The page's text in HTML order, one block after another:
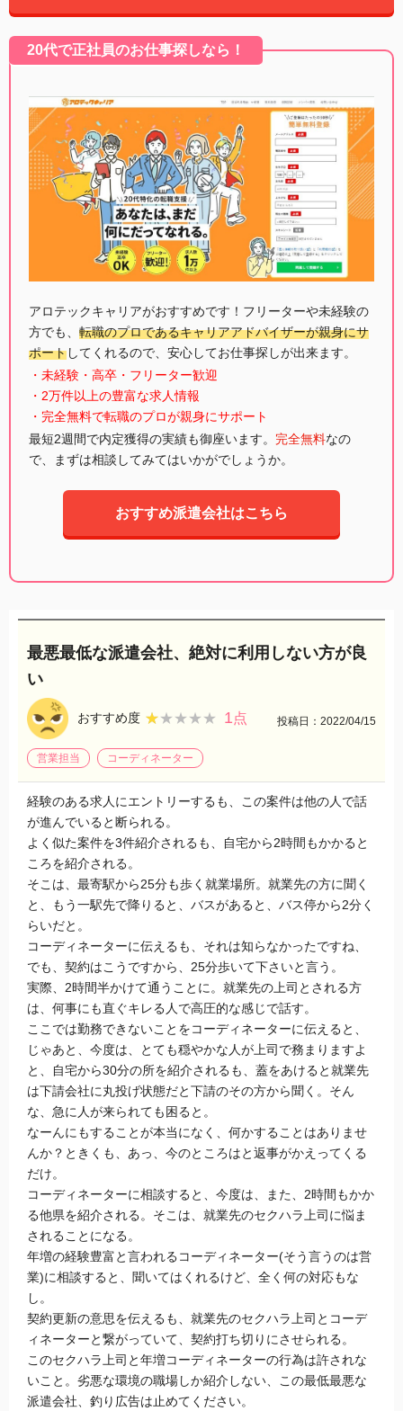
20代で正社員のお仕事探しなら！
アロテックキャリアがおすすめです！フリーターや未経験の
方でも、 転職のプロであるキャリアアドバイザーが親身にサ
ポートしてくれるので、安心してお仕事探しが出来ます。
・未経験・高卒・フリーター歓迎
・2万件以上の豊富な求人情報
・完全無料で転職のプロが親身にサポート
最短2週間で内定獲得の実績も御座います。 完全無料なの
で、まずは相談してみてはいかがでしょうか。
おすすめ派遣会社はこちら
最悪最低な派遣会社、絶対に利用しない方が良
い
おすすめ度 ★★★★★
★★★★★ 1点 投稿日：2022/04/15
営業担当 コーディネーター
経験のある求人にエントリーするも、この案件は他の人で話
が進んでいると断られる。
よく似た案件を3件紹介されるも、自宅から2時間もかかると
ころを紹介される。
そこは、最寄駅から25分も歩く就業場所。就業先の方に聞く
と、もう一駅先で降りると、バスがあると、バス停から2分く
らいだと。
コーディネーターに伝えるも、それは知らなかったですね、
でも、契約はこうですから、25分歩いて下さいと言う。
実際、2時間半かけて通うことに。就業先の上司とされる方
は、何事にも直ぐキレる人で高圧的な感じで話す。
ここでは勤務できないことをコーディネーターに伝えると、
じゃあと、今度は、とても穏やかな人が上司で務まりますよ
と、自宅から30分の所を紹介されるも、蓋をあけると就業先
は下請会社に丸投げ状態だと下請のその方から聞く。そん
な、急に人が来られても困ると。
なーんにもすることが本当になく、何かすることはありませ
んか？ときくも、あっ、今のところはと返事がかえってくる
だけ。
コーディネーターに相談すると、今度は、また、2時間もかか
る他県を紹介される。そこは、就業先のセクハラ上司に悩ま
されることになる。
年増の経験豊富と言われるコーディネーター(そう言うのは営
業)に相談すると、聞いてはくれるけど、全く何の対応もな
し。
契約更新の意思を伝えるも、就業先のセクハラ上司とコーデ
ィネーターと繋がっていて、契約打ち切りにさせられる。
このセクハラ上司と年増コーディネーターの行為は許されな
いこと。劣悪な環境の職場しか紹介しない、この最低最悪な
派遣会社、釣り広告は止めてください。